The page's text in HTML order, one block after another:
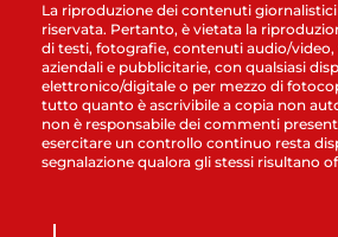
La riproduzione dei contenuti giornalistici
riservata. Pertanto, è vietata la
di testi, fotografie, contenuti audio/
aziendali e pubblicitarie, con qualsiasi
elettronico/digitale o per mezzo di
tutto quanto è ascrivibile a copia non
non è responsabile dei commenti
esercitare un controllo continuo resta
segnalazione qualora gli stessi risultano